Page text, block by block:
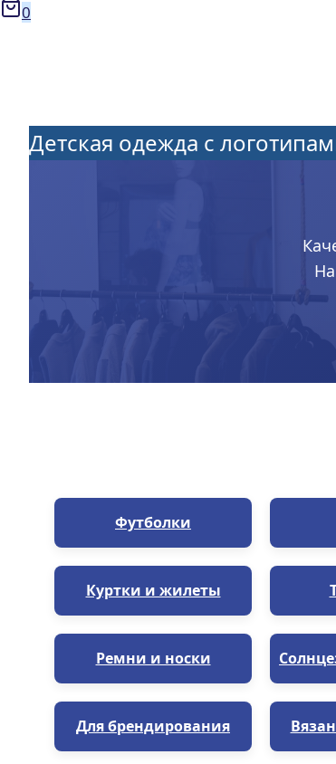
0
Детская одежда с
Футболки
Куртки и жилеты
Ремни и носки
Для брендирования